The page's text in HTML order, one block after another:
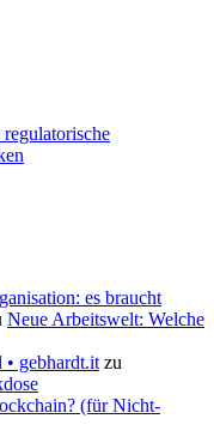
es braucht
Neue Arbeitswelt: Welche
gebhardt.it zu
(für Nicht-